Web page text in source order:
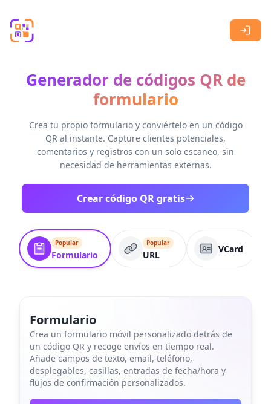
Generador de códigos QR de
formulario
Crea tu propio formulario y conviértelo en un código
QR al instante. Capture clientes potenciales,
comentarios y registros con un solo escaneo, sin
necesidad de herramientas externas.
Crear código QR gratis
Popular
Formulario
Popular
URL
VCard
Formulario
Crea un formulario móvil personalizado detrás de
un código QR y recoge envíos en tiempo real.
Añade campos de texto, email, teléfono,
desplegables, casillas, entradas de fecha/hora y
flujos de confirmación personalizados.